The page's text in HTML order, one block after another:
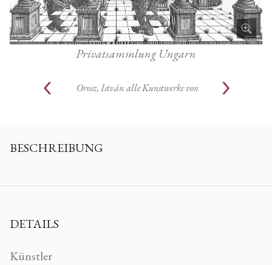
Privatsammlung Ungarn
Orosz, István alle Kunstwerke von
BESCHREIBUNG
DETAILS
Künstler